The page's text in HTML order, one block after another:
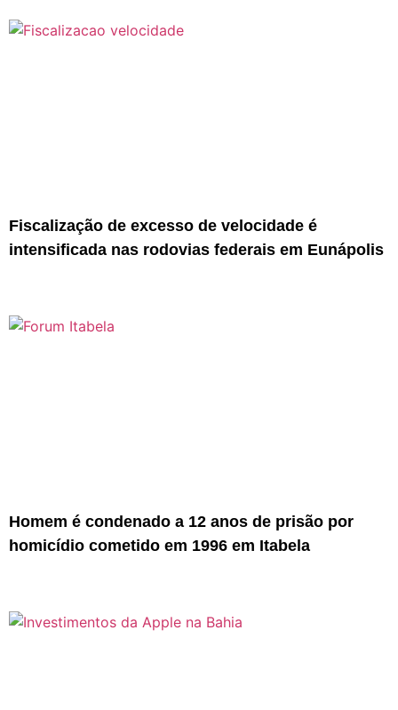
Fiscalização de excesso de velocidade é
intensificada nas rodovias federais em Eunápolis
Homem é condenado a 12 anos de prisão por
homicídio cometido em 1996 em Itabela